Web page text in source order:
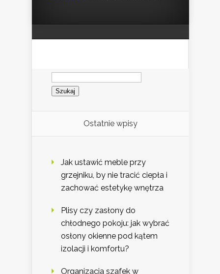
Szukaj:
Ostatnie wpisy
Jak ustawić meble przy
grzejniku, by nie tracić ciepła i
zachować estetykę wnętrza
Plisy czy zasłony do
chłodnego pokoju: jak wybrać
osłony okienne pod kątem
izolacji i komfortu?
Organizacja szafek w